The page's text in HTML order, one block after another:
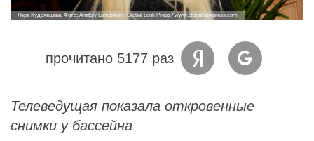
Лера Кудрявцева. Фото: Anatoly Lomokhov / Global Look Press / www.globallookpress.com
прочитано 5177 раз
Телеведущая показала откровенные
снимки у бассейна